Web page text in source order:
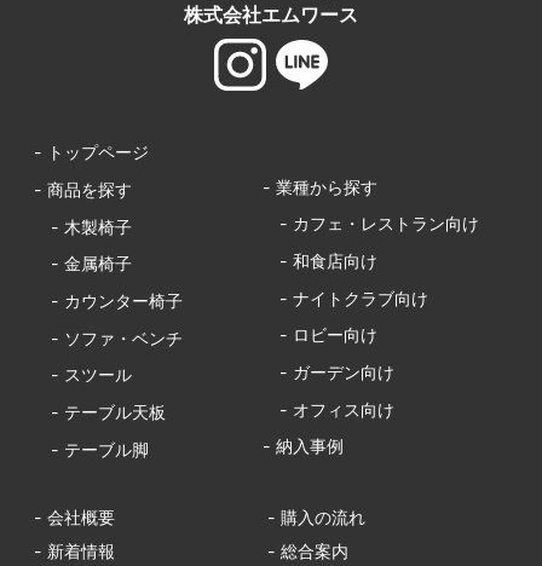
株式会社エムワース
- トップページ
- 商品を探す
- 木製椅子
- 金属椅子
- カウンター椅子
- ソファ・ベンチ
- スツール
- テーブル天板
- テーブル脚
- 業種から探す
- カフェ・レストラン向け
- 和食店向け
- ナイトクラブ向け
- ロビー向け
- ガーデン向け
- オフィス向け
- 納入事例
- 会社概要
- 購入の流れ
- 新着情報
- 総合案内